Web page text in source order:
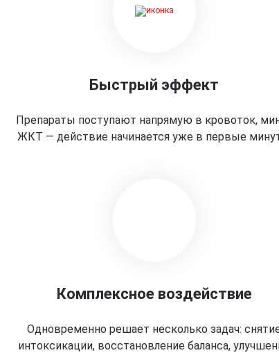
Быстрый эффект
Препараты поступают напрямую в кровоток,
ЖКТ — действие начинается уже в первые
Комплексное воздействие
Одновременно решает несколько задач:
интоксикации, восстановление баланса,